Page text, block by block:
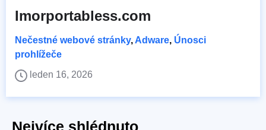
Imorportabless.com
Nečestné webové stránky, Adware, Únosci
prohlížeče
leden 16, 2026
Nejvíce shlédnuto